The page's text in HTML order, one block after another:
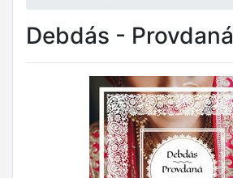
Debdás - Provdaná